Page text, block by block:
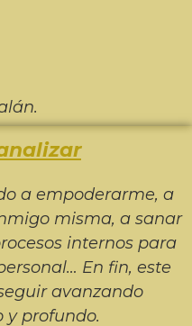
a empoderarme, a
misma, a sanar
internos para
En fin, este
avanzando
y profundo.